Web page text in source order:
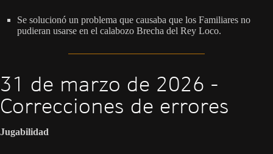
Se solucionó un problema que causaba que los Familiares no
pudieran usarse en el calabozo Brecha del Rey Loco.
31 de marzo de 2026 -
Correcciones de errores
Jugabilidad